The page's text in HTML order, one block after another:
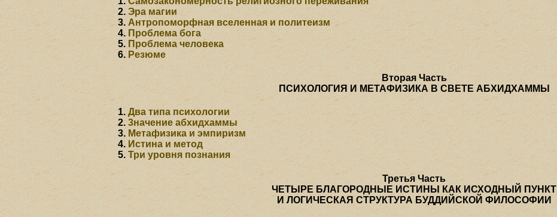
Эра магии
Антропоморфная вселенная и политеизм
Проблема бога
Проблема человека
Резюме
Вторая Часть
ПСИХОЛОГИЯ И МЕТАФИЗИКА В СВЕТЕ АБХИДХАММЫ
Два типа психологии
3начение абхидхаммы
Метафизика и эмпиризм
Истина и метод
Три уровня познания
Третья Часть
ЧЕТЫРЕ БЛАГОРОДНЫЕ ИСТИНЫ КАК ИСХОДНЫЙ ПУНКТ
И ЛОГИЧЕСКАЯ СТРУКТУРА БУДДИЙСКОЙ ФИЛОСОФИИ